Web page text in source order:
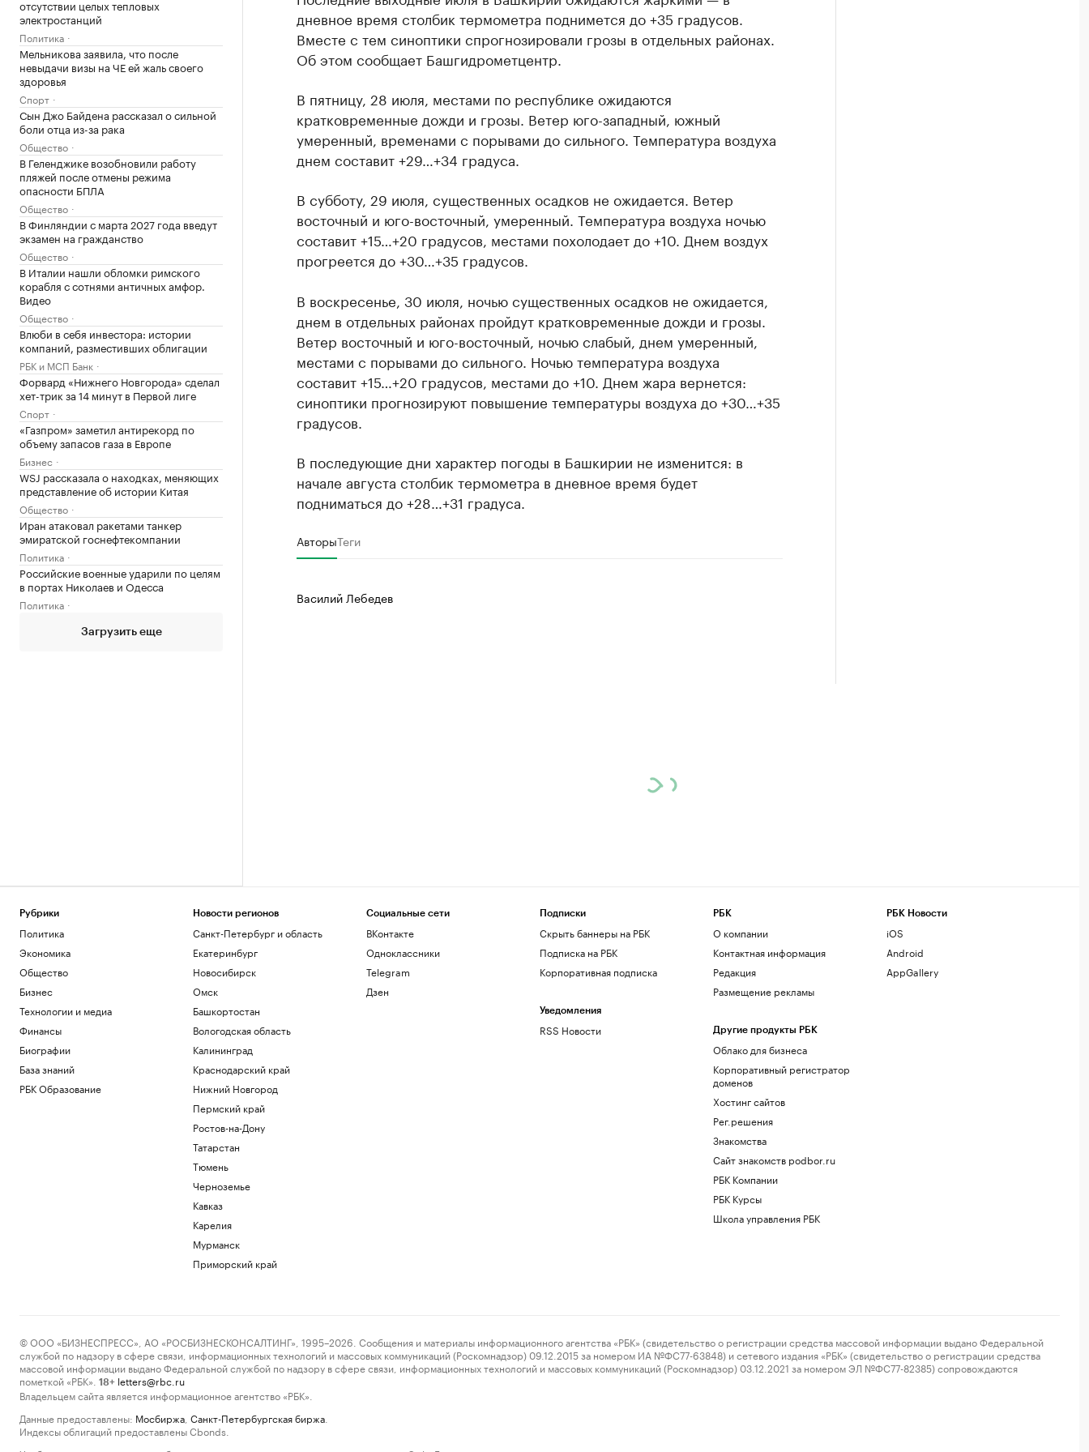
отсутствии целых тепловых
электростанций
Политика
Мельникова заявила, что после
невыдачи визы на ЧЕ ей жаль своего
здоровья
Спорт
Сын Джо Байдена рассказал о сильной
боли отца из-за рака
Общество
В Геленджике возобновили работу
пляжей после отмены режима
опасности БПЛА
Общество
В Финляндии с марта 2027 года введут
экзамен на гражданство
Общество
В Италии нашли обломки римского
корабля с сотнями античных амфор.
Видео
Общество
Влюби в себя инвестора: истории
компаний, разместивших облигации
РБК и МСП Банк
Форвард «Нижнего Новгорода» сделал
хет-трик за 14 минут в Первой лиге
Спорт
«Газпром» заметил антирекорд по
объему запасов газа в Европе
Бизнес
WSJ рассказала о находках, меняющих
представление об истории Китая
Общество
Иран атаковал ракетами танкер
эмиратской госнефтекомпании
Политика
Российские военные ударили по целям
в портах Николаев и Одесса
Политика
Загрузить еще
дневное время столбик термометра поднимется до +35 градусов.
Вместе с тем синоптики спрогнозировали грозы в отдельных районах.
Об этом сообщает Башгидрометцентр.
В пятницу, 28 июля, местами по республике ожидаются
кратковременные дожди и грозы. Ветер юго-западный, южный
умеренный, временами с порывами до сильного. Температура воздуха
днем составит +29…+34 градуса.
В субботу, 29 июля, существенных осадков не ожидается. Ветер
восточный и юго-восточный, умеренный. Температура воздуха ночью
составит +15…+20 градусов, местами похолодает до +10. Днем воздух
прогреется до +30…+35 градусов.
В воскресенье, 30 июля, ночью существенных осадков не ожидается,
днем в отдельных районах пройдут кратковременные дожди и грозы.
Ветер восточный и юго-восточный, ночью слабый, днем умеренный,
местами с порывами до сильного. Ночью температура воздуха
составит +15…+20 градусов, местами до +10. Днем жара вернется:
синоптики прогнозируют повышение температуры воздуха до +30…+35
градусов.
В последующие дни характер погоды в Башкирии не изменится: в
начале августа столбик термометра в дневное время будет
подниматься до +28…+31 градуса.
АвторыТеги
Василий Лебедев
Рубрики
Политика
Экономика
Общество
Бизнес
Технологии и медиа
Финансы
Биографии
База знаний
РБК Образование
Новости регионов
Санкт-Петербург и область
Екатеринбург
Новосибирск
Омск
Башкортостан
Вологодская область
Калининград
Краснодарский край
Нижний Новгород
Пермский край
Ростов-на-Дону
Татарстан
Тюмень
Черноземье
Кавказ
Карелия
Мурманск
Приморский край
Социальные сети
ВКонтакте
Одноклассники
Telegram
Дзен
Подписки
Скрыть баннеры на РБК
Подписка на РБК
Корпоративная подписка
Уведомления
RSS Новости
РБК
О компании
Контактная информация
Редакция
Размещение рекламы
Другие продукты РБК
Облако для бизнеса
Корпоративный регистратор
доменов
Хостинг сайтов
Рег.решения
Знакомства
Сайт знакомств podbor.ru
РБК Компании
РБК Курсы
Школа управления РБК
РБК Новости
iOS
Android
AppGallery
© ООО «БИЗНЕСПРЕСС», АО «РОСБИЗНЕСКОНСАЛТИНГ», 1995–2026. Сообщения и материалы информационного агентства «РБК» (свидетельство о регистрации средства массовой информации выдано Федеральной
службой по надзору в сфере связи, информационных технологий и массовых коммуникаций (Роскомнадзор) 09.12.2015 за номером ИА №ФС77-63848) и сетевого издания «РБК» (свидетельство о регистрации средства
массовой информации выдано Федеральной службой по надзору в сфере связи, информационных технологий и массовых коммуникаций (Роскомнадзор) 03.12.2021 за номером ЭЛ №ФС77-82385) сопровождаются
пометкой «РБК».
18+ letters@rbc.ru
Владельцем сайта является информационное агентство «РБК».
Данные предоставлены: Мосбиржа Санкт-Петербургская биржа
Индексы облигаций предоставлены Cbonds.